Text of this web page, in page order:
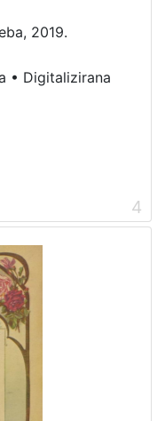
2019.
• Digitalizirana
4